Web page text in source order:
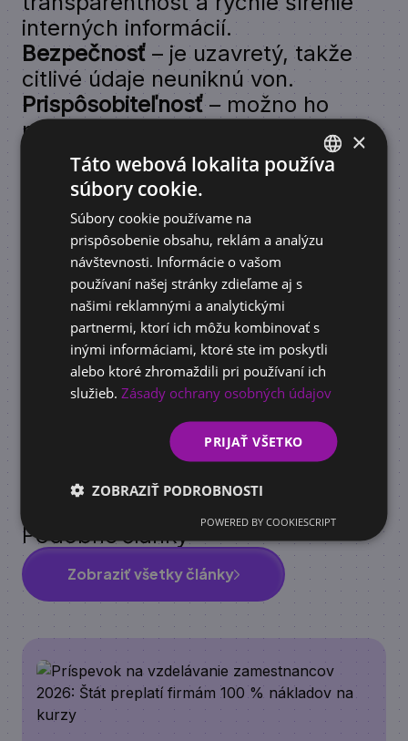
interných informácií.
Bezpečnosť – je uzavretý, takže
citlivé údaje neuniknú von.
Prispôsobiteľnosť– možno ho
prispôsobiť potrebám jednotlivých
oddelení alebo pracovných tímov.
Intranet vs. internet
vs. extranet
Intranet– interná sieť, prístupná
len zamestnancom.
Internet– verejná, otvorená
globálna sieť.
Extranet– rozšírenie intranetu aj
pre externých partnerov či
Podobné články
Zobraziť všetky články
×
Táto webová lokalita používa
súbory cookie.
Súbory cookie používame na
prispôsobenie obsahu, reklám a analýzu
návštevnosti. Informácie o vašom
používaní našej stránky zdieľame aj s
našimi reklamnými a analytickými
partnermi, ktorí ich môžu kombinovať s
inými informáciami, ktoré ste im poskytli
alebo ktoré zhromaždili pri používaní ich
služieb.Zásady ochrany osobných údajov
PRIJAŤ VŠETKO
ZOBRAZIŤ PODROBNOSTI
POWERED BY COOKIESCRIPT